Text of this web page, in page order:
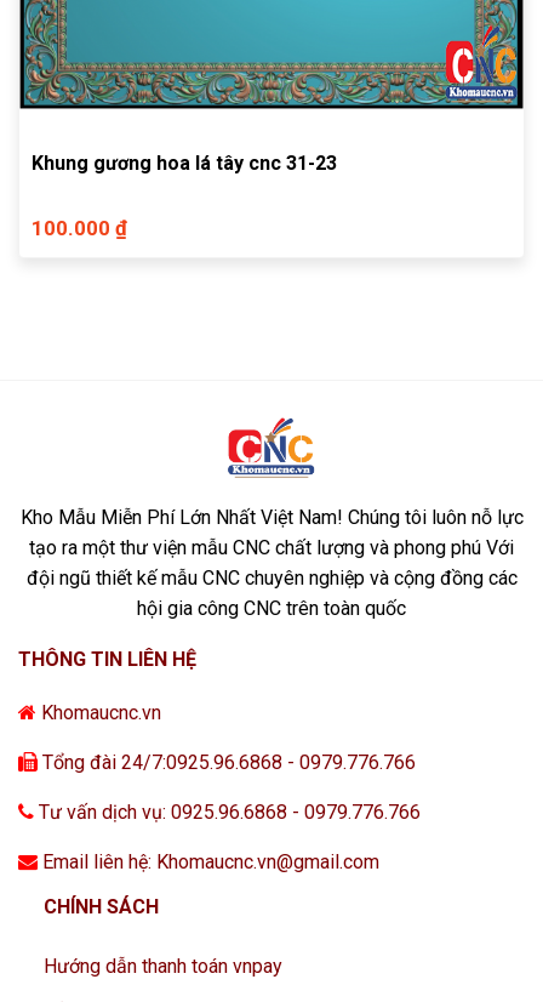
Khung gương hoa lá tây cnc 31-23
100.000 ₫
Kho Mẫu Miễn Phí Lớn Nhất Việt Nam! Chúng tôi luôn nỗ lực
tạo ra một thư viện mẫu CNC chất lượng và phong phú Với
đội ngũ thiết kế mẫu CNC chuyên nghiệp và cộng đồng các
hội gia công CNC trên toàn quốc
THÔNG TIN LIÊN HỆ
Khomaucnc.vn
Tổng đài 24/7:0925.96.6868 - 0979.776.766
Tư vấn dịch vụ: 0925.96.6868 - 0979.776.766
Email liên hệ: Khomaucnc.vn@gmail.com
CHÍNH SÁCH
Hướng dẫn thanh toán vnpay